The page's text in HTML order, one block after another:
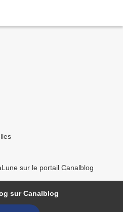
sur le portail Canalblog
sur Canalblog